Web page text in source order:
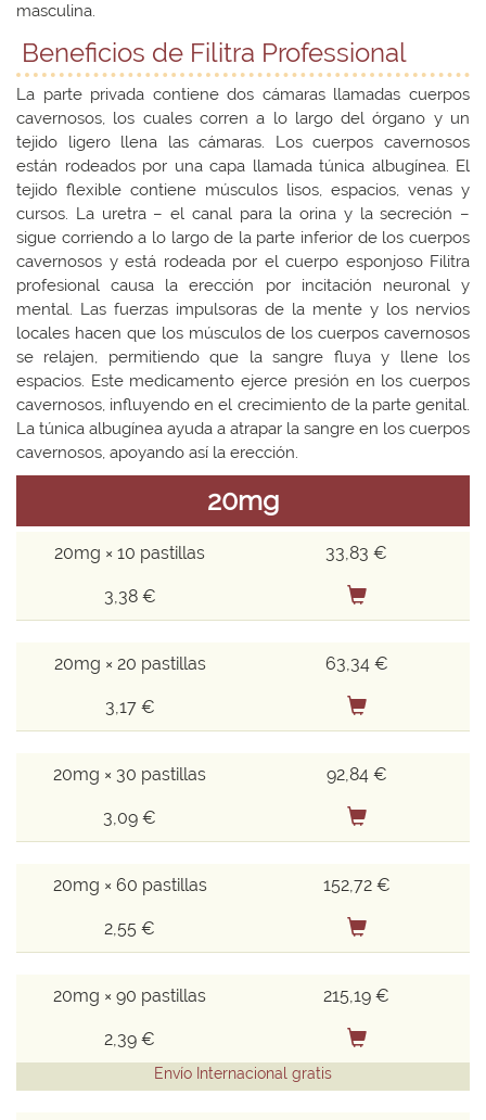
masculina.
Beneficios de Filitra Professional
La parte privada contiene dos cámaras llamadas cuerpos
cavernosos, los cuales corren a lo largo del órgano y un
tejido ligero llena las cámaras. Los cuerpos cavernosos
están rodeados por una capa llamada túnica albugínea. El
tejido flexible contiene músculos lisos, espacios, venas y
cursos. La uretra – el canal para la orina y la secreción –
sigue corriendo a lo largo de la parte inferior de los cuerpos
cavernosos y está rodeada por el cuerpo esponjoso Filitra
profesional causa la erección por incitación neuronal y
mental. Las fuerzas impulsoras de la mente y los nervios
locales hacen que los músculos de los cuerpos cavernosos
se relajen, permitiendo que la sangre fluya y llene los
espacios. Este medicamento ejerce presión en los cuerpos
cavernosos, influyendo en el crecimiento de la parte genital.
La túnica albugínea ayuda a atrapar la sangre en los cuerpos
cavernosos, apoyando así la erección.
20mg
20mg × 10 pastillas 33,83 €
3,38 €
20mg × 20 pastillas 63,34 €
3,17 €
20mg × 30 pastillas 92,84 €
3,09 €
20mg × 60 pastillas 152,72 €
2,55 €
20mg × 90 pastillas 215,19 €
2,39 €
Envío Internacional gratis